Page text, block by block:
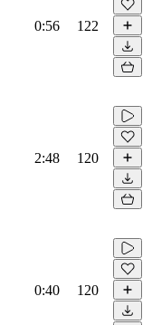
0:56 122
2:48 120
0:40 120